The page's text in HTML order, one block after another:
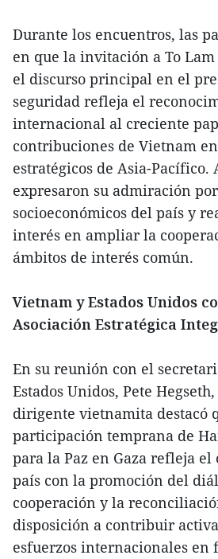
Durante los encuentros, las
en que la invitación a To
el discurso principal en el
seguridad refleja el
internacional al creciente
contribuciones de Vietnam
estratégicos de Asia-Pacífico.
expresaron su admiración
socioeconómicos del país y
interés en ampliar la
ámbitos de interés común.
Vietnam y Estados Unidos
Asociación Estratégica
En su reunión con el
Estados Unidos, Pete
dirigente vietnamita destacó
participación temprana de
para la Paz en Gaza refleja
país con la promoción del
cooperación y la
disposición a contribuir
esfuerzos internacionales en